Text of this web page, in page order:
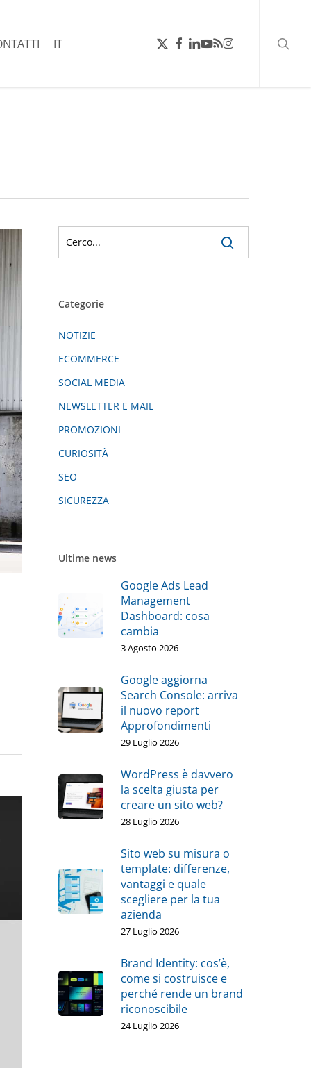
IT X-
TWITTER
FACEBOOK
LINKEDIN
YOUTUBE
RSSINSTAGRAM
Categorie
NOTIZIE
ECOMMERCE
SOCIAL MEDIA
NEWSLETTER E MAIL
PROMOZIONI
CURIOSITÀ
SEO
SICUREZZA
Ultime news
Google Ads Lead
Management
Dashboard: cosa
cambia
3 Agosto 2026
Google aggiorna
Search Console: arriva
il nuovo report
Approfondimenti
29 Luglio 2026
WordPress è davvero
la scelta giusta per
creare un sito web?
28 Luglio 2026
Sito web su misura o
template: differenze,
vantaggi e quale
scegliere per la tua
azienda
27 Luglio 2026
Brand Identity: cos’è,
come si costruisce e
perché rende un brand
riconoscibile
24 Luglio 2026